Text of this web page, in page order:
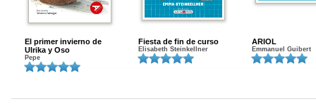
El primer invierno de
Ulrika y Oso
Pepe
Fiesta de fin de curso
Elisabeth Steinkellner
ARIOL
Emmanuel Guibert